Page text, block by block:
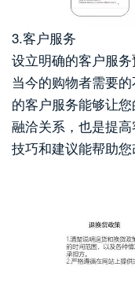
3.客户服务
设立明确的客户服
当今的购物者需要
的客户服务能够让
融洽关系，也是提
技巧和建议能帮助您